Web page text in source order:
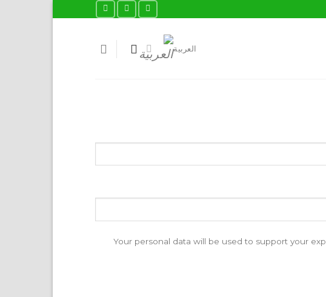
العربية
Your personal data will be used to support your